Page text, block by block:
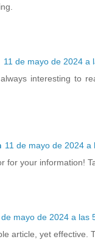
11 de mayo de 2024 a
always interesting to
11 de mayo de 2024 a
for your information!
de mayo de 2024 a las
article, yet effective.